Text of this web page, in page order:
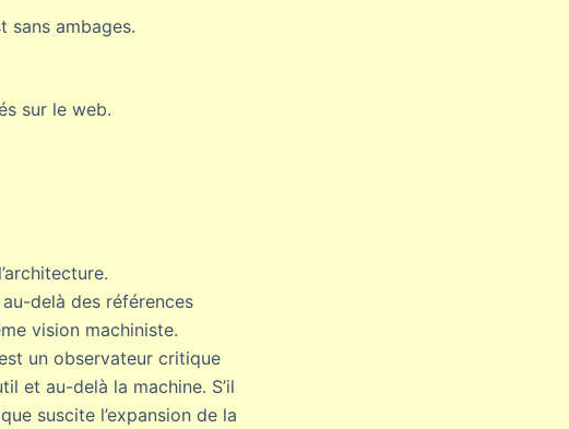
sans ambages.
sur le web.
delà des références
vision machiniste.
un observateur critique
et au-delà la machine. S’il
suscite l’expansion de la